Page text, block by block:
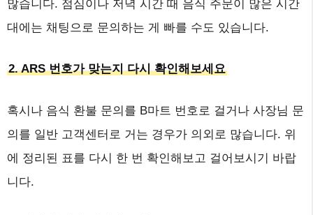
많습니다. 점심이나 저녁 시간 때 음식 주문이 많은 시간
대에는 채팅으로 문의하는 게 빠를 수도 있습니다.
2. ARS 번호가 맞는지 다시 확인해보세요
혹시나 음식 환불 문의를 B마트 번호로 걸거나 사장님 문
의를 일반 고객센터로 거는 경우가 의외로 많습니다. 위
에 정리된 표를 다시 한 번 확인해보고 걸어보시기 바랍
니다.